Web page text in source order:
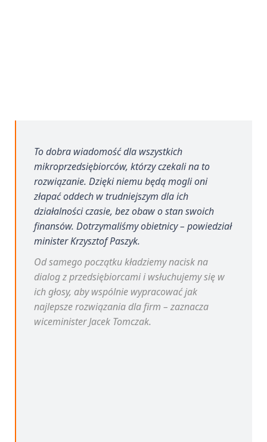
To dobra wiadomość dla wszystkich
mikroprzedsiębiorców, którzy czekali na to
rozwiązanie. Dzięki niemu będą mogli oni
złapać oddech w trudniejszym dla ich
działalności czasie, bez obaw o stan swoich
finansów. Dotrzymaliśmy obietnicy – powiedział
minister Krzysztof Paszyk.
Od samego początku kładziemy nacisk na
dialog z przedsiębiorcami i wsłuchujemy się w
ich głosy, aby wspólnie wypracować jak
najlepsze rozwiązania dla firm – zaznacza
wiceminister Jacek Tomczak.